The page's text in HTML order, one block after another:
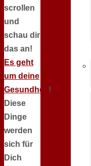
scrollen
und
schau dir
das an!
Es geht
um deine
Gesundheit !
Diese
Dinge
werden
sich für
Dich